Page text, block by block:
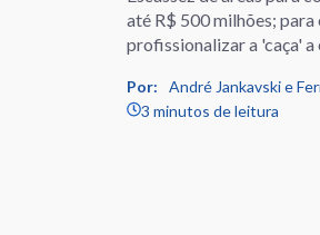
até R$ 500 milhões;
profissionalizar a 'caça'
Por: André Jankavski e
3 minutos de leitura